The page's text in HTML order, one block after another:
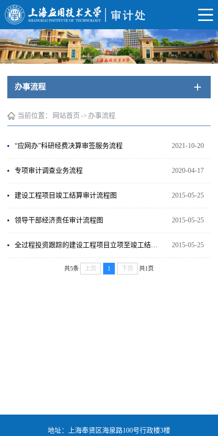
办事流程
当前位置： 网站首页 -> 办事流程
2021-10-20
“应网办”科研经费决算审签服务流程
2020-04-17
专项审计调查业务流程
2015-05-25
建设工程项目竣工结算审计流程图
2015-05-25
领导干部经济责任审计流程图
2015-05-25
共5条 上页 1 下页 共1页
地址：上海奉贤区海泉路100号行政楼3楼